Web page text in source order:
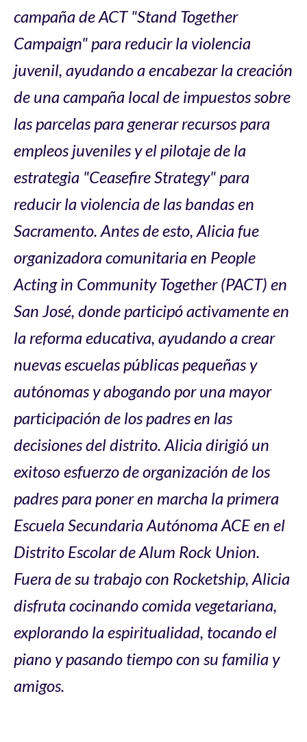
campaña de ACT "Stand Together
Campaign" para reducir la violencia
juvenil, ayudando a encabezar la creación
de una campaña local de impuestos sobre
las parcelas para generar recursos para
empleos juveniles y el pilotaje de la
estrategia "Ceasefire Strategy" para
reducir la violencia de las bandas en
Sacramento. Antes de esto, Alicia fue
organizadora comunitaria en People
Acting in Community Together (PACT) en
San José, donde participó activamente en
la reforma educativa, ayudando a crear
nuevas escuelas públicas pequeñas y
autónomas y abogando por una mayor
participación de los padres en las
decisiones del distrito. Alicia dirigió un
exitoso esfuerzo de organización de los
padres para poner en marcha la primera
Escuela Secundaria Autónoma ACE en el
Distrito Escolar de Alum Rock Union.
Fuera de su trabajo con Rocketship, Alicia
disfruta cocinando comida vegetariana,
explorando la espiritualidad, tocando el
piano y pasando tiempo con su familia y
amigos.